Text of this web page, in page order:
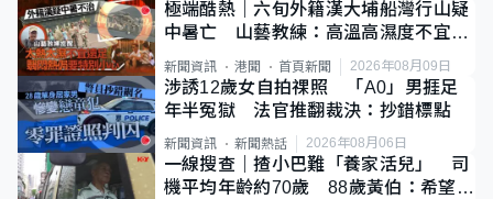
極端酷熱｜六旬外籍漢大埔船灣行山疑
中暑亡 山藝教練：高溫高濕度不宜遠
新聞資訊 港聞 首頁新聞 2026年08月09日
涉誘12歲女自拍祼照 「A0」男捱足
年半冤獄 法官推翻裁決：抄錯標點
新聞資訊 新聞熱話 2026年08月06日
一線搜查｜揸小巴難「養家活兒」 司
機平均年齡約70歲 88歲黃伯：希望一